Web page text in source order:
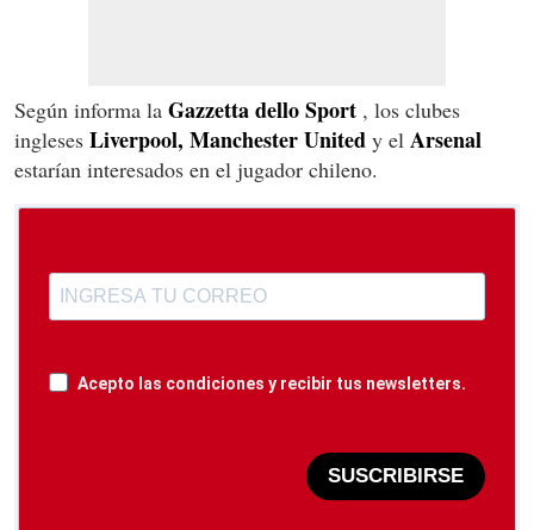
Según informa la Gazzetta dello Sport , los clubes
ingleses Liverpool, Manchester United y el Arsenal
estarían interesados en el jugador chileno.
Acepto las condiciones y recibir tus newsletters.
SUSCRIBIRSE